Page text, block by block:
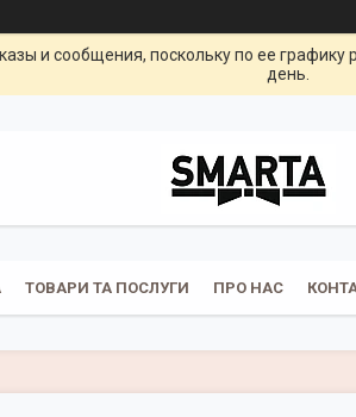
и сообщения, поскольку по ее
день.
ТОВАРИ ТА ПОСЛУГИ ПРО НАС